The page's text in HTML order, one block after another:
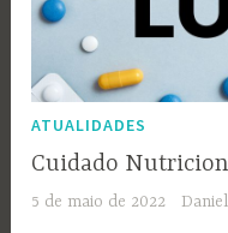
ATUALIDADES
Cuidado
5 de maio de 2022